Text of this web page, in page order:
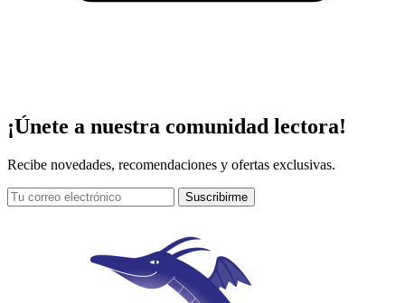
¡Únete a nuestra comunidad lectora!
Recibe novedades, recomendaciones y ofertas exclusivas.
Suscribirme